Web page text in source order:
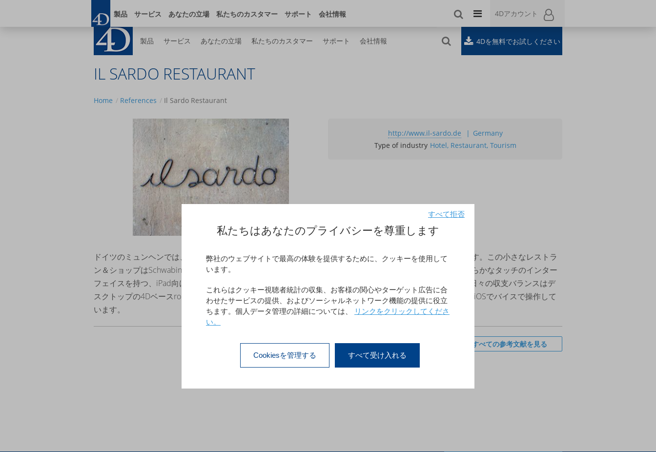
製品 サービス あなたの立場 私たちのカスタマー サポート 会社情報 4Dアカウント
ブログ オンラインストア デベロッパー・センター 4Dアカウント
製品 サービス あなたの立場 私たちのカスタマー サポート 会社情報 4Dを無料でお試しください
IL SARDO RESTAURANT
Home References Il Sardo Restaurant
http://www.il-sardo.de
Germany
Type of industry Hotel, Restaurant, Tourism
ドイツのミュンヘンでは、サルディーニャ人の独特な料理のファンは、Il Sardoで求めていた料理に出会えます。この小さなレストラ
ン＆ショップはSchwabing地区にあります。 オーナーのGiuliano Munzittuと彼の小さな仲間、"sardines"は滑らかなタッチのインター
フェイスを持つ、iPad向けroc.Kasseアプリケーションをトランザクションシステムとして信頼しています。日々の収支バランスはデ
スクトップの4Dベースroc.Centerに接続して管理し、その先のモバイル機能はroc.Mobileやroc.Kioskを使ったiOSでバイスで操作して
います。
すべての参考文献を見る
私たちはあなたのプライバシーを尊重します
弊社のウェブサイトで最高の体験を提供するために、クッキーを使用して
います。
これらはクッキー視聴者統計の収集、お客様の関心やターゲット広告に合
わせたサービスの提供、およびソーシャルネットワーク機能の提供に役立
ちます。個人データ管理の詳細については、
リンクをクリックしてくださ
い。
Cookiesを管理する すべて受け入れる
すべて拒否